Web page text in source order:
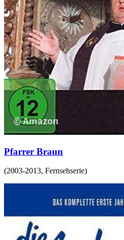
Pfarrer Braun
(2003-2013, Fernsehserie)